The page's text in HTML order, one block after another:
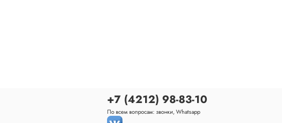
+7 (4212) 98-83-10
По всем вопросам: звонки, Whatsapp